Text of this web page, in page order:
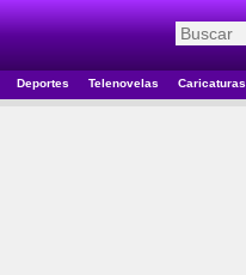
Deportes Telenovelas Caricaturas